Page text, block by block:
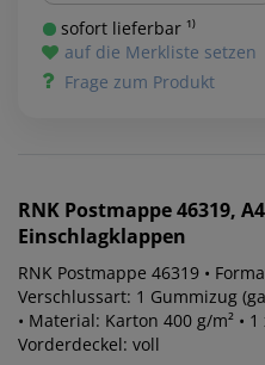
sofort lieferbar ¹⁾
auf die Merkliste setzen
Frage zum Produkt
RNK Postmappe 46319,
Einschlagklappen
RNK Postmappe 46319 •
Verschlussart: 1 Gummizug
• Material: Karton 400 g/m² •
Vorderdeckel: voll